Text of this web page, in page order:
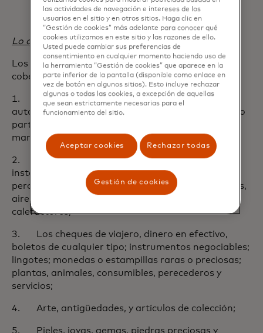
Lo que NO está Cubierto (Exclusiones)
Los siguientes artículos están excluidos de la
cobertura bajo este plan de seguro:
1. Cualquier vehículo motorizado: incluyendo
automóviles, botes y aviones, y cualquier equipo y/o
partes necesarias para su operación y/o
mantenimiento;
2. Accesorios permanentes de residencia y/o
instalaciones de negocio, incluyendo entre otros,
pero no limitado a alfombrados, pisos y/o baldosas,
aires acondicionados, refrigeradores, o
calefactores;
3. Los cheques de viajero, dinero en efectivo,
boletos de cualquier tipo; instrumentos negociables;
lingotes; monedas o estampillas raras o preciosas;
plantas, animales, consumibles, perecederos y
servicios;
4. Arte, antigüedades, y artículos de colección;
5. Pieles, joyas, gemas, piedras preciosas y
las actividades de navegación e intereses de los
usuarios en el sitio y en otros sitios. Haga clic en
“Gestión de cookies” más adelante para conocer qué
cookies utilizamos en este sitio y las razones de ello.
Usted puede cambiar sus preferencias de
consentimiento en cualquier momento haciendo uso de
la herramienta “Gestión de cookies” que aparece en la
parte inferior de la pantalla (disponible como enlace en
vez de botón en algunos sitios). Esto incluye rechazar
algunas o todas las cookies, a excepción de aquellas
que sean estrictamente necesarias para el
funcionamiento del sitio.
Aceptar cookies Rechazar todas
Gestión de cookies